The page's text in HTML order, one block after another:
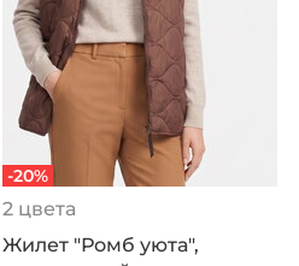
-20%
2 цвета
Жилет "Ромб уюта",